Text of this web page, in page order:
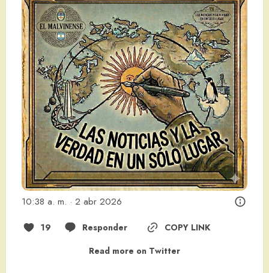
10:38 a. m. · 2 abr 2026
19 Responder
COPY LINK
Read more on Twitter